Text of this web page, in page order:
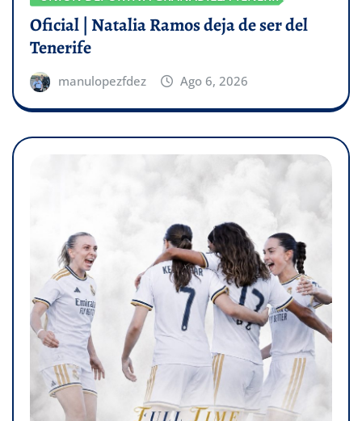
Oficial | Natalia Ramos deja de ser del
Tenerife
manulopezfdez Ago 6, 2026